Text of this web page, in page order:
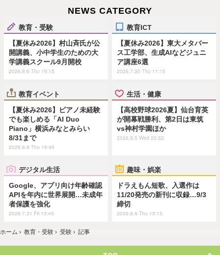
NEWS CATEGORY
教育・受験
【夏休み2026】村山斉氏が公
開講義、小中学生のための大
学講義スクール9月開校
2026.8.6 Thu 19:15
教育ICT
【夏休み2026】東大メタバー
ス工学部、生成AIなどジュニ
ア講座6選
2026.7.30 Thu 11:15
教育イベント
【夏休み2026】ピアノ未経験
でも楽しめる「AI Duo
Piano」横浜みなとみらい
8/31まで
2026.8.6 Thu 19:45
生活・健康
【高校野球2026夏】仙台育英
が開幕戦勝利、第2日は東筑
vs神村学園ほか
2026.8.5 Wed 20:32
デジタル生活
Google、アプリ向け年齢確認
APIを年内に世界展開…未成年
者保護を強化
2026.7.31 Fri 13:45
趣味・娯楽
ドラえもん短歌、入選作は
11/20発売の新刊に収録…9/3
締切
2026.8.6 Thu 15:15
ホーム › 教育・受験 › 受験 › 記事